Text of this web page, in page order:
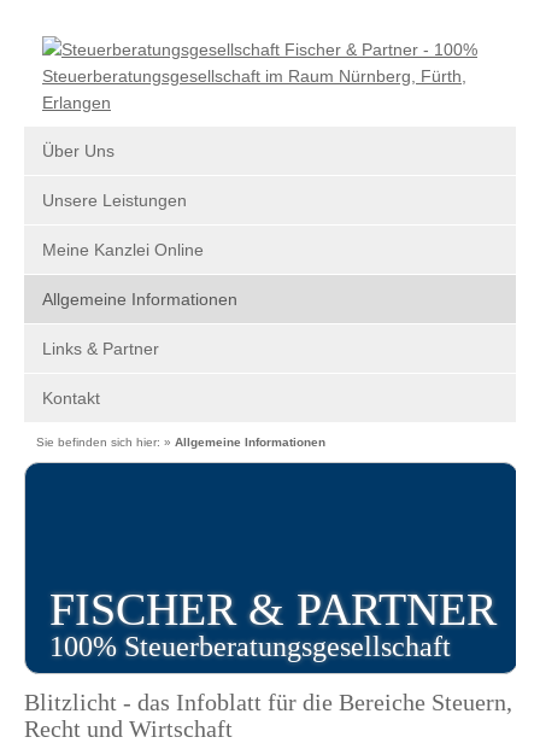
Über Uns
Unsere Leistungen
Meine Kanzlei Online
Allgemeine Informationen
Links & Partner
Kontakt
Sie befinden sich hier: » Allgemeine Informationen
FISCHER & PARTNER
100% Steuerberatungsgesellschaft
Blitzlicht - das Infoblatt für die Bereiche Steuern,
Recht und Wirtschaft